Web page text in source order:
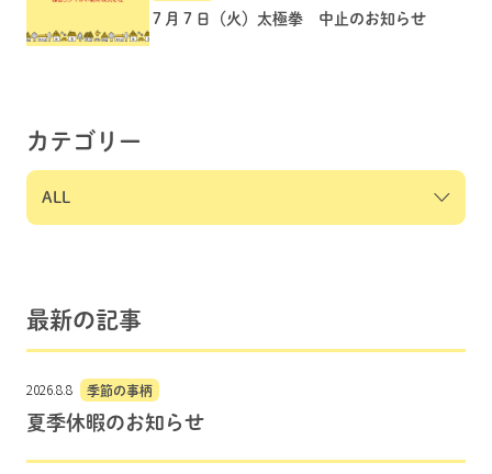
７月７日（火）太極拳 中止のお知らせ
カテゴリー
最新の記事
2026.8.8 季節の事柄
夏季休暇のお知らせ